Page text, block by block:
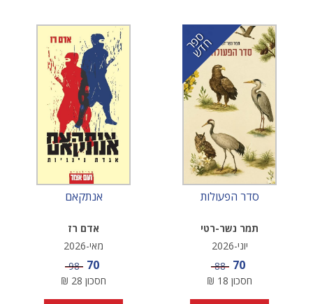
ס
פ
ר
ח
ד
ש
סדר הפעולות
תמר נשר-רטי
יוני-2026
מחיר מבצע
70 מחיר
88
חסכון 18
₪
אנתקאם
אדם רז
מאי-2026
מחיר מבצע
70 מחיר
98
חסכון 28
₪